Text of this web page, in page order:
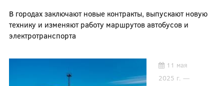
В городах заключают новые контракты, выпускают новую
технику и изменяют работу маршрутов автобусов и
электротранспорта
11 мая
2025 г. —